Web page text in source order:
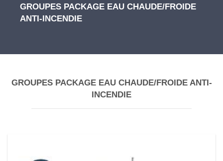
GROUPES PACKAGE EAU CHAUDE/FROIDE
ANTI-INCENDIE
GROUPES PACKAGE EAU CHAUDE/FROIDE ANTI-
INCENDIE